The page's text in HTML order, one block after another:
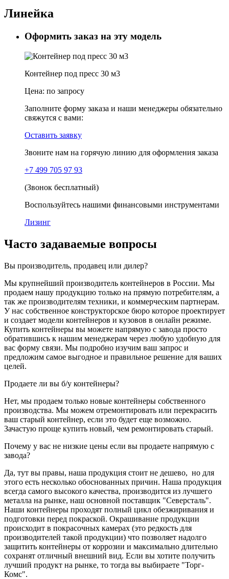
Линейка
Оформить заказ на эту модель
Контейнер под пресс 30 м3
Цена: по запросу
Заполните форму заказа и наши менеджеры обязательно
свяжутся с вами:
Оставить заявку
Звоните нам на горячую линию для оформления заказа
+7 499 705 97 93
(Звонок бесплатный)
Воспользуйтесь нашими финансовыми инструментами
Лизинг
Часто задаваемые вопросы
Вы производитель, продавец или дилер?
Мы крупнейший производитель контейнеров в России. Мы
продаем нашу продукцию только на прямую потребителям, а
так же производителям техники, и коммерческим партнерам.
У нас собственное конструкторское бюро которое проектирует
и создает модели контейнеров и кузовов в онлайн режиме.
Купить контейнеры вы можете напрямую с завода просто
обратившись к нашим менеджерам через любую удобную для
вас форму связи. Мы подробно изучим ваш запрос и
предложим самое выгодное и правильное решение для ваших
целей.
Продаете ли вы б/у контейнеры?
Нет, мы продаем только новые контейнеры собственного
производства. Мы можем отремонтировать или перекрасить
ваш старый контейнер, если это будет еще возможно.
Зачастую проще купить новый, чем ремонтировать старый.
Почему у вас не низкие цены если вы продаете напрямую с
завода?
Да, тут вы правы, наша продукция стоит не дешево, но для
этого есть несколько обоснованных причин. Наша продукция
всегда самого высокого качества, производится из лучшего
металла на рынке, наш основной поставщик "Северсталь".
Наши контейнеры проходят полный цикл обезжиривания и
подготовки перед покраской. Окрашивание продукции
происходит в покрасочных камерах (это редкость для
производителей такой продукции) что позволяет надолго
защитить контейнеры от коррозии и максимально длительно
сохранят отличный внешний вид. Если вы хотите получить
лучший продукт на рынке, то тогда вы выбираете "Торг-
Комс".